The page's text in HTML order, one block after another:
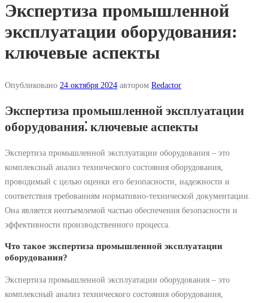
Экспертиза промышленной
эксплуатации оборудования:
ключевые аспекты
Опубликовано 24 октября 2024 автором Redactor
Экспертиза промышленной эксплуатации
оборудования⁚ ключевые аспекты
Экспертиза промышленной эксплуатации оборудования – это
комплексный анализ технического состояния оборудования,
проводимый с целью оценки его безопасности, надежности и
соответствия требованиям нормативно-технической документации.
Она является неотъемлемой частью обеспечения безопасности и
эффективности производственного процесса.
Что такое экспертиза промышленной эксплуатации
оборудования?
Экспертиза промышленной эксплуатации оборудования – это
комплексный анализ технического состояния оборудования,